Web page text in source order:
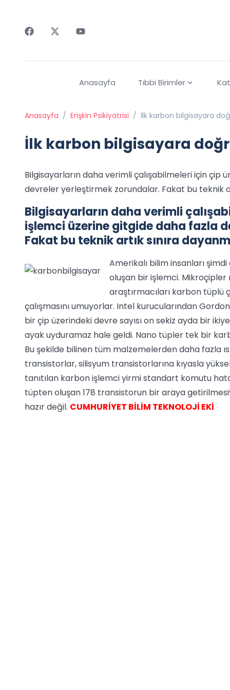
Anasayfa Tıbbi Birimler
Anasayfa / Erişkin Psikiyatrisi / İlk karbon bilgisayara
İlk karbon bilgisayara
Bilgisayarların daha verimli çalışabilmeleri için
devreler yerleştirmek zorundalar. Fakat bu teknik
Bilgisayarların daha verimli
işlemci üzerine gitgide daha fazla
Fakat bu teknik artık sınıra
Amerikalı bilim insanları
oluşan bir işlemci.
araştırmacıları karbon
çalışmasını umuyorlar. Intel kurucularından
bir çip üzerindeki devre sayısı on sekiz ayda bir
ayak uyduramaz hale geldi. Nano tüpler tek bir
Bu şekilde bilinen tüm malzemelerden daha fazla
transistorlar, silisyum transistorlarına kıyasla
tanıtılan karbon işlemci yirmi standart komutu
tüpten oluşan 178 transistorun bir araya
hazır değil. CUMHURİYET BİLİM TEKNOLOJİ EKİ